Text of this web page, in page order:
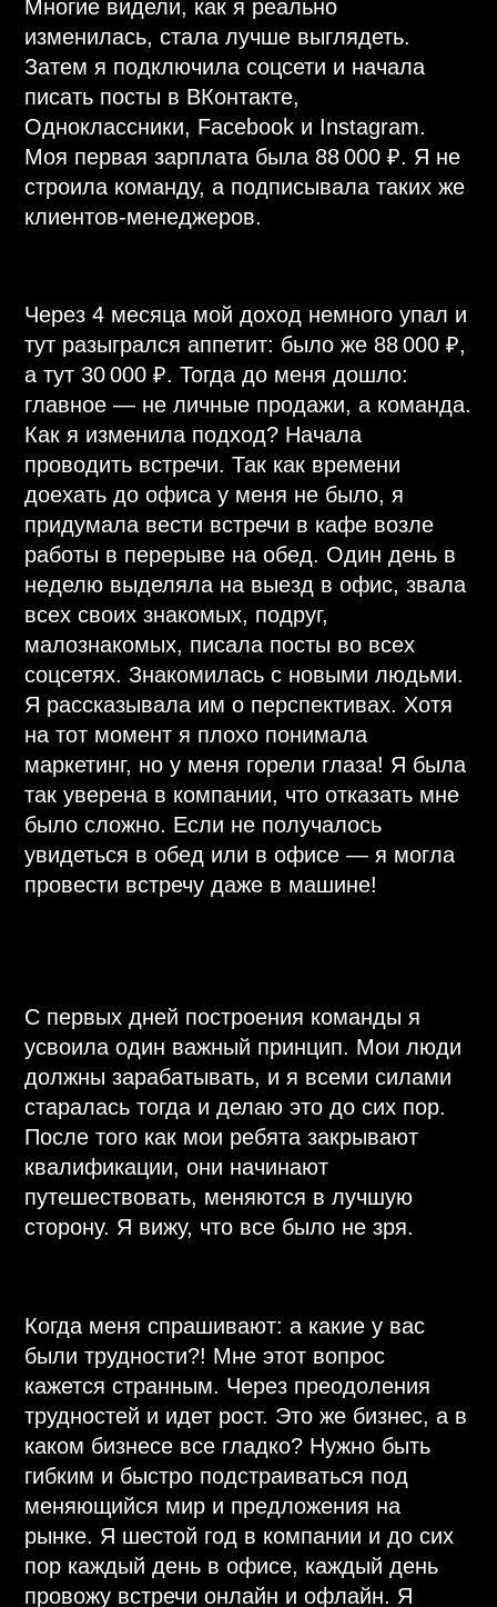
С первых дней построения команды я
усвоила один важный принцип. Мои люди
должны зарабатывать, и я всеми силами
старалась тогда и делаю это до сих пор.
После того как мои ребята закрывают
квалификации, они начинают
путешествовать, меняются в лучшую
сторону. Я вижу, что все было не зря.
Когда меня спрашивают: а какие у вас
были трудности?! Мне этот вопрос
кажется странным. Через преодоления
трудностей и идет рост. Это же бизнес, а в
каком бизнесе все гладко? Нужно быть
гибким и быстро подстраиваться под
меняющийся мир и предложения на
рынке. Я шестой год в компании и до сих
пор каждый день в офисе, каждый день
провожу встречи онлайн и офлайн. Я
доехать до офиса у меня не было, я
придумала вести встречи в кафе возле
работы в перерыве на обед. Один день в
неделю выделяла на выезд в офис, звала
всех своих знакомых, подруг,
малознакомых, писала посты во всех
соцсетях. Знакомилась с новыми людьми.
на тот момент я плохо понимала
маркетинг, но у меня горели глаза! Я была
провести встречу даже в машине!
«Через преодоления
трудностей и идёт рост»